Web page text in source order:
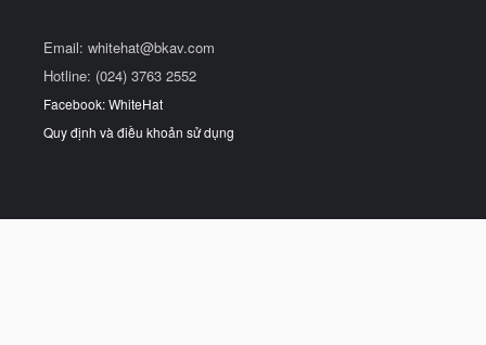
Email: whitehat@bkav.com
Hotline: (024) 3763 2552
Facebook: WhiteHat
Quy định và điều khoản sử dụng